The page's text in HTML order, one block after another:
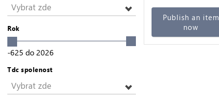
Vybrat zde
Rok
-625 do 2026
Tdc spolenost
Vybrat zde
Publish an item
now